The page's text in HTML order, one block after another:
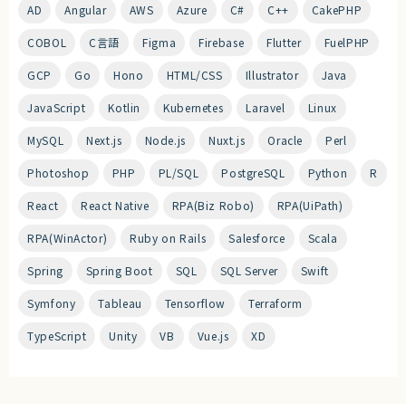
AD Angular AWS Azure C# C++ CakePHP
COBOL C言語 Figma Firebase Flutter FuelPHP
GCP Go Hono HTML/CSS Illustrator Java
JavaScript Kotlin Kubernetes Laravel Linux
MySQL Next.js Node.js Nuxt.js Oracle Perl
Photoshop PHP PL/SQL PostgreSQL Python R
React React Native RPA(Biz Robo) RPA(UiPath)
RPA(WinActor) Ruby on Rails Salesforce Scala
Spring Spring Boot SQL SQL Server Swift
Symfony Tableau Tensorflow Terraform
TypeScript Unity VB Vue.js XD